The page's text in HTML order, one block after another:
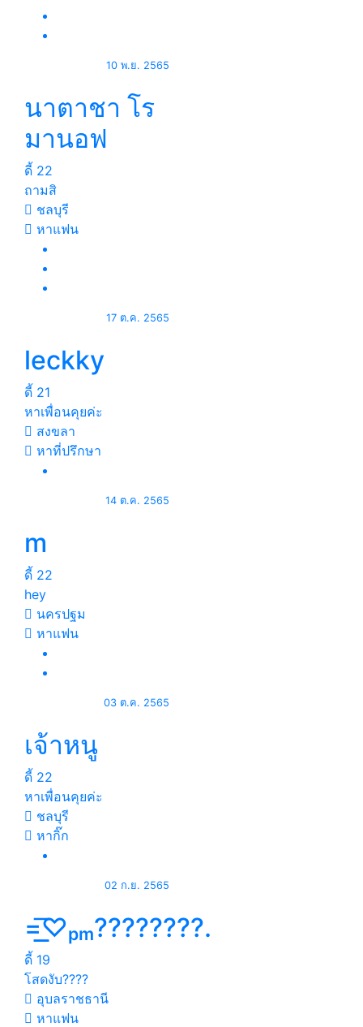
10 พ.ย. 2565
นาตาชา โร
มานอฟ
ดี้ 22
ถามสิ
ชลบุรี
หาแฟน
17 ต.ค. 2565
leckky
ดี้ 21
หาเพื่อนคุยค่ะ
สงขลา
หาที่ปรึกษา
14 ต.ค. 2565
m
ดี้ 22
hey
นครปฐม
หาแฟน
03 ต.ค. 2565
เจ้าหนู
ดี้ 22
หาเพื่อนคุยค่ะ
ชลบุรี
หากิ๊ก
02 ก.ย. 2565
=͟͟͞♡ₚₘ????????.
ดี้ 19
โสดงับ????
อุบลราชธานี
หาแฟน